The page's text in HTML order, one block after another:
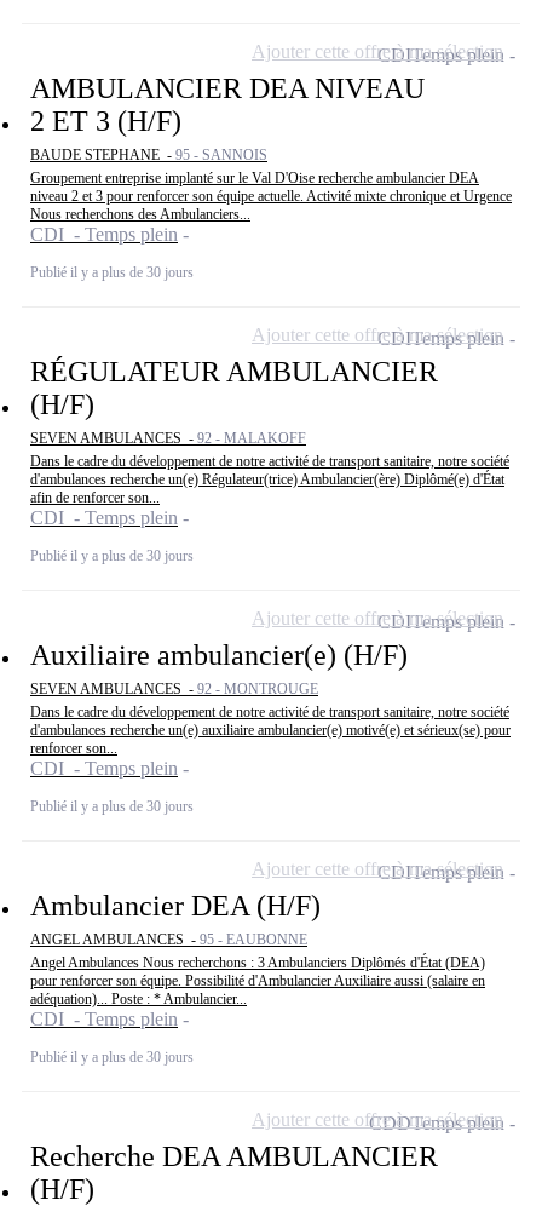
AMBULANCIER DEA NIVEAU
2 ET 3 (H/F)
BAUDE STEPHANE - 95 - SANNOIS
Groupement entreprise implanté sur le Val D'Oise recherche ambulancier DEA
niveau 2 et 3 pour renforcer son équipe actuelle. Activité mixte chronique et Urgence
Nous recherchons des Ambulanciers...
CDI - Temps plein
Publié il y a plus de 30 jours
CDITemps plein
Ajouter cette offre à ma sélection
RÉGULATEUR AMBULANCIER
(H/F)
SEVEN AMBULANCES - 92 - MALAKOFF
Dans le cadre du développement de notre activité de transport sanitaire, notre société
d'ambulances recherche un(e) Régulateur(trice) Ambulancier(ère) Diplômé(e) d'État
afin de renforcer son...
CDI - Temps plein
Publié il y a plus de 30 jours
CDITemps plein
Ajouter cette offre à ma sélection
Auxiliaire ambulancier(e) (H/F)
SEVEN AMBULANCES - 92 - MONTROUGE
Dans le cadre du développement de notre activité de transport sanitaire, notre société
d'ambulances recherche un(e) auxiliaire ambulancier(e) motivé(e) et sérieux(se) pour
renforcer son...
CDI - Temps plein
Publié il y a plus de 30 jours
CDITemps plein
Ajouter cette offre à ma sélection
Ambulancier DEA (H/F)
ANGEL AMBULANCES - 95 - EAUBONNE
Angel Ambulances Nous recherchons : 3 Ambulanciers Diplômés d'État (DEA)
pour renforcer son équipe. Possibilité d'Ambulancier Auxiliaire aussi (salaire en
adéquation)... Poste : * Ambulancier...
CDI - Temps plein
Publié il y a plus de 30 jours
CDITemps plein
Ajouter cette offre à ma sélection
Recherche DEA AMBULANCIER
(H/F)
CDDTemps plein
Ajouter cette offre à ma sélection